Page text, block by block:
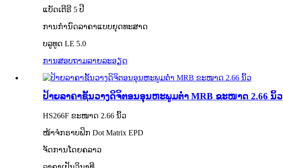
ແບັດເຕີຣີ 5 ປີ
ການກຳນົດລາຄາແບບຍຸດທະສາດ
ບລູທູດ LE 5.0
ການສອບຖາມລາຍລະອຽດ
ປ້າຍລາຄາຊັ້ນວາງດິຈິຕອນອຸນຫະພູມຕ່ຳ MRB ຂະໜາດ 2.66 ນິ້ວ
HS266F ຂະໜາດ 2.66 ນິ້ວ
ໜ້າຈໍກຣາບຟິກ Dot Matrix EPD
ຈັດການໂດຍຄລາວ